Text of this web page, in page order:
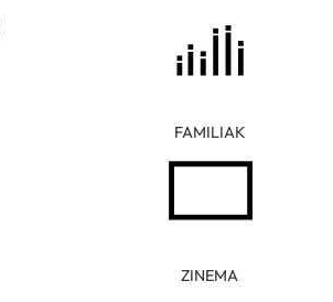
FAMILIAK
ZINEMA